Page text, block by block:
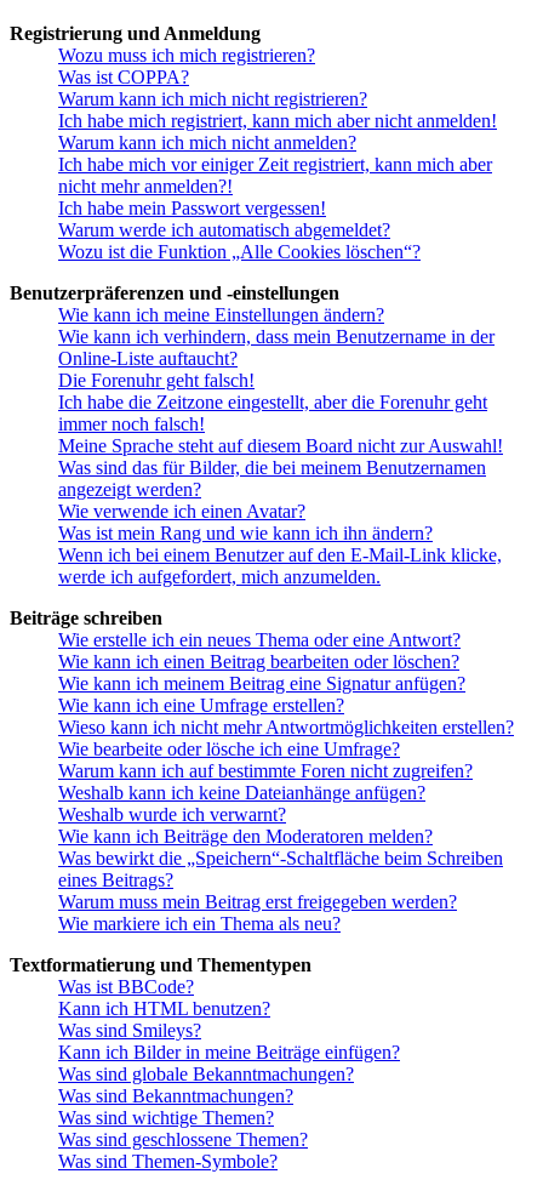
Registrierung und Anmeldung
Wozu muss ich mich registrieren?
Was ist COPPA?
Warum kann ich mich nicht registrieren?
Ich habe mich registriert, kann mich aber nicht anmelden!
Warum kann ich mich nicht anmelden?
Ich habe mich vor einiger Zeit registriert, kann mich aber
nicht mehr anmelden?!
Ich habe mein Passwort vergessen!
Warum werde ich automatisch abgemeldet?
Wozu ist die Funktion „Alle Cookies löschen“?
Benutzerpräferenzen und -einstellungen
Wie kann ich meine Einstellungen ändern?
Wie kann ich verhindern, dass mein Benutzername in der
Online-Liste auftaucht?
Die Forenuhr geht falsch!
Ich habe die Zeitzone eingestellt, aber die Forenuhr geht
immer noch falsch!
Meine Sprache steht auf diesem Board nicht zur Auswahl!
Was sind das für Bilder, die bei meinem Benutzernamen
angezeigt werden?
Wie verwende ich einen Avatar?
Was ist mein Rang und wie kann ich ihn ändern?
Wenn ich bei einem Benutzer auf den E-Mail-Link klicke,
werde ich aufgefordert, mich anzumelden.
Beiträge schreiben
Wie erstelle ich ein neues Thema oder eine Antwort?
Wie kann ich einen Beitrag bearbeiten oder löschen?
Wie kann ich meinem Beitrag eine Signatur anfügen?
Wie kann ich eine Umfrage erstellen?
Wieso kann ich nicht mehr Antwortmöglichkeiten erstellen?
Wie bearbeite oder lösche ich eine Umfrage?
Warum kann ich auf bestimmte Foren nicht zugreifen?
Weshalb kann ich keine Dateianhänge anfügen?
Weshalb wurde ich verwarnt?
Wie kann ich Beiträge den Moderatoren melden?
Was bewirkt die „Speichern“-Schaltfläche beim Schreiben
eines Beitrags?
Warum muss mein Beitrag erst freigegeben werden?
Wie markiere ich ein Thema als neu?
Textformatierung und Thementypen
Was ist BBCode?
Kann ich HTML benutzen?
Was sind Smileys?
Kann ich Bilder in meine Beiträge einfügen?
Was sind globale Bekanntmachungen?
Was sind Bekanntmachungen?
Was sind wichtige Themen?
Was sind geschlossene Themen?
Was sind Themen-Symbole?